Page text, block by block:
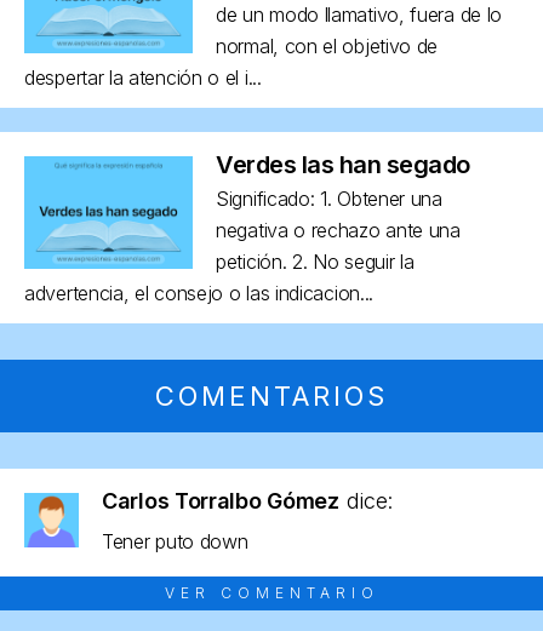
de un modo llamativo, fuera de lo
normal, con el objetivo de
despertar la atención o el i...
Verdes las han segado
Significado: 1. Obtener una
negativa o rechazo ante una
petición. 2. No seguir la
advertencia, el consejo o las indicacion...
COMENTARIOS
Carlos Torralbo Gómez dice:
Tener puto down
VER COMENTARIO